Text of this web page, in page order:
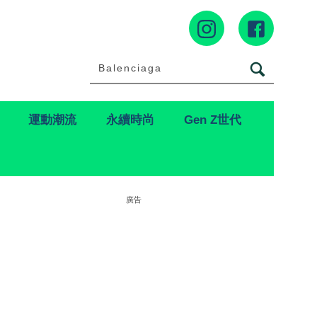
運動潮流 永續時尚 Gen Z世代
廣告